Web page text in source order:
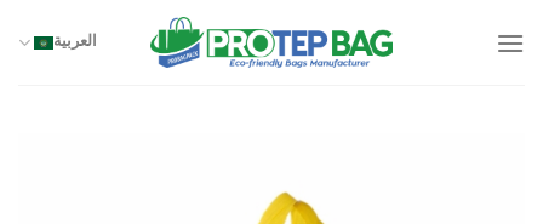
للمحتوى
العربية